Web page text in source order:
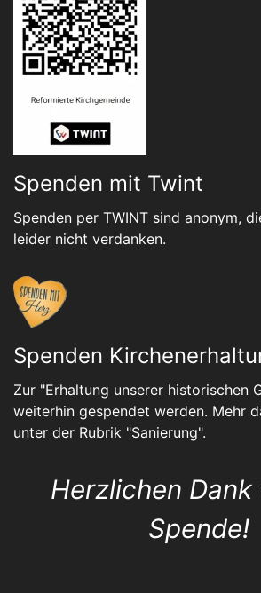
Spenden mit Twint
Spenden per TWINT sind anonym,
leider nicht verdanken.
Spenden
Zur "Erhaltung unserer historischen
weiterhin gespendet werden. Mehr
unter der Rubrik "Sanierung".
Herzlichen Dank
Spende!